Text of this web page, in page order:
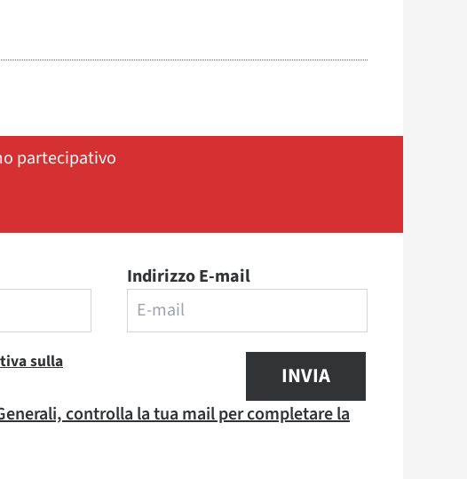
partecipativo
Indirizzo E-mail
sulla
INVIA
controlla la tua mail per completare la